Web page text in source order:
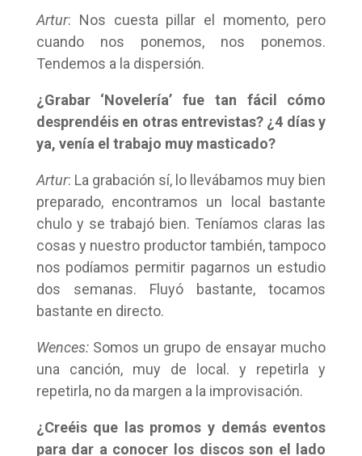
Artur: Nos cuesta pillar el momento, pero
cuando nos ponemos, nos ponemos.
Tendemos a la dispersión.
¿Grabar ‘Novelería’ fue tan fácil cómo
desprendéis en otras entrevistas? ¿4 días y
ya, venía el trabajo muy masticado?
Artur: La grabación sí, lo llevábamos muy bien
preparado, encontramos un local bastante
chulo y se trabajó bien. Teníamos claras las
cosas y nuestro productor también, tampoco
nos podíamos permitir pagarnos un estudio
dos semanas. Fluyó bastante, tocamos
bastante en directo.
Wences:Somos un grupo de ensayar mucho
una canción, muy de local. y repetirla y
repetirla, no da margen a la improvisación.
¿Creéis que las promos y demás eventos
para dar a conocer los discos son el lado